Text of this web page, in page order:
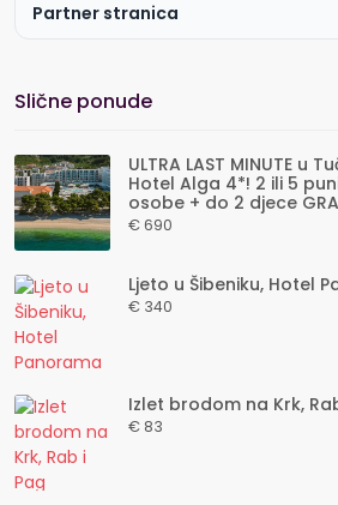
Partner stranica
Slične ponude
ULTRA LAST MINUTE u
Hotel Alga 4*! 2 ili 5
osobe + do 2 djece
€ 690
Ljeto u Šibeniku, Hotel
€ 340
Izlet brodom na Krk,
€ 83